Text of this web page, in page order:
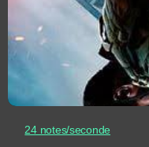
24 notes/seconde